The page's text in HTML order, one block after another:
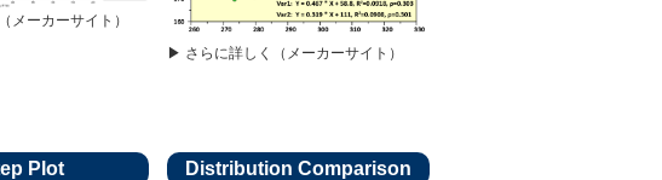
メーカーサイト）
▶︎ さらに詳しく（メーカーサイト）
Plot Distribution Comparison